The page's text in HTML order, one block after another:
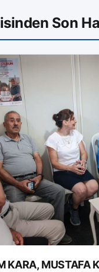
Son
KARA, MUSTAFA